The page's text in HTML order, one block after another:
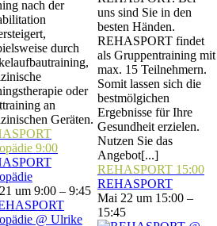
nach der
durch
oder
an
Geräten.
9:00
um 9:00 – 9:45
uns sind Sie in den
besten Händen.
REHASPORT findet
als Gruppentraining mit
max. 15 Teilnehmern.
Somit lassen sich die
bestmölgichen
Ergebnisse für Ihre
Gesundheit erzielen.
Nutzen Sie das
Angebot[...]
REHASPORT 15:00
REHASPORT
Mai 22 um 15:00 –
15:45